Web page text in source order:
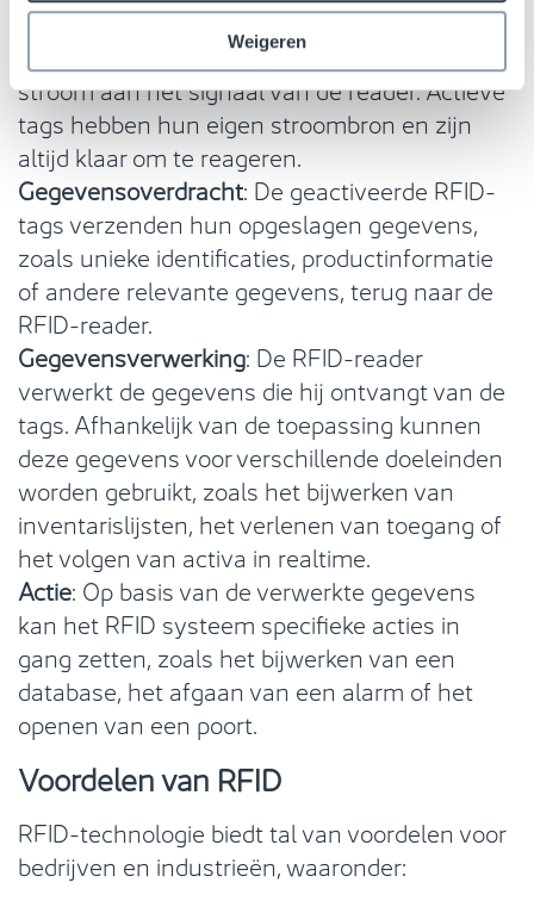
Weigeren
bereik van de reader pikken het signaal op en
activeren het. Passieve tags onttrekken
stroom aan het signaal van de reader. Actieve
tags hebben hun eigen stroombron en zijn
altijd klaar om te reageren.
Gegevensoverdracht: De geactiveerde RFID-
tags verzenden hun opgeslagen gegevens,
zoals unieke identificaties, productinformatie
of andere relevante gegevens, terug naar de
RFID-reader.
Gegevensverwerking: De RFID-reader
verwerkt de gegevens die hij ontvangt van de
tags. Afhankelijk van de toepassing kunnen
deze gegevens voor verschillende doeleinden
worden gebruikt, zoals het bijwerken van
inventarislijsten, het verlenen van toegang of
het volgen van activa in realtime.
Actie: Op basis van de verwerkte gegevens
kan het RFID systeem specifieke acties in
gang zetten, zoals het bijwerken van een
database, het afgaan van een alarm of het
openen van een poort.
Voordelen van RFID
RFID-technologie biedt tal van voordelen voor
bedrijven en industrieën, waaronder: